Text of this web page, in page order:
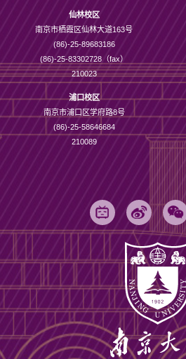
仙林校区
南京市栖霞区仙林大道163号
(86)-25-89683186
(86)-25-83302728（fax）
210023
浦口校区
南京市浦口区学府路8号
(86)-25-58646684
210089